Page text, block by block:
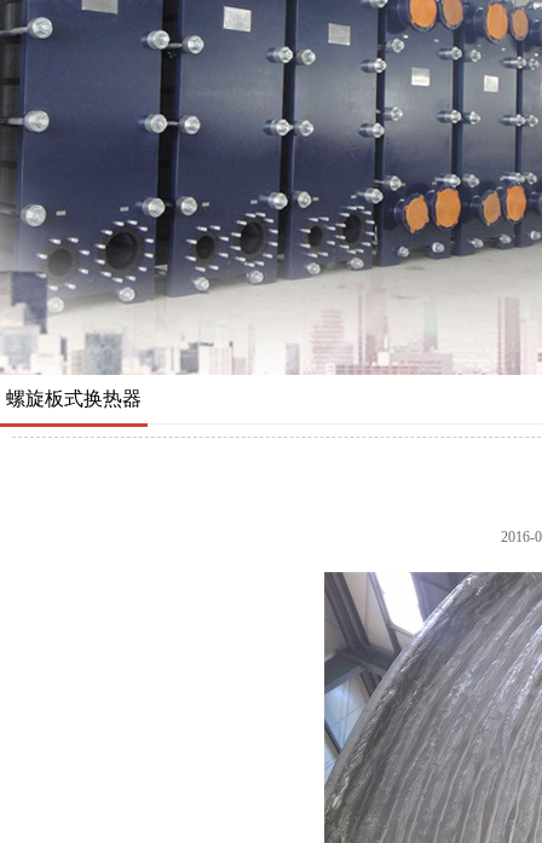
螺旋板式换热器
2016-